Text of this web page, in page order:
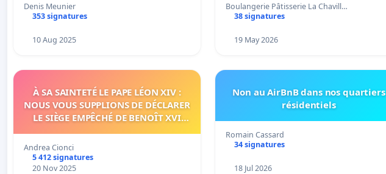
Denis Meunier
353 signatures
10 Aug 2025
Boulangerie Pâtisserie La Chavill…
38 signatures
19 May 2026
À SA SAINTETÉ LE PAPE LÉON XIV :
NOUS VOUS SUPPLIONS DE DÉCLARER
LE SIÈGE EMPÊCHÉ DE BENOÎT XVI
PROCÉDURE NÉCESSAIRE.
Andrea Cionci
5 412 signatures
20 Nov 2025
Non au AirBnB dans nos quartiers
résidentiels
Romain Cassard
34 signatures
18 Jul 2026